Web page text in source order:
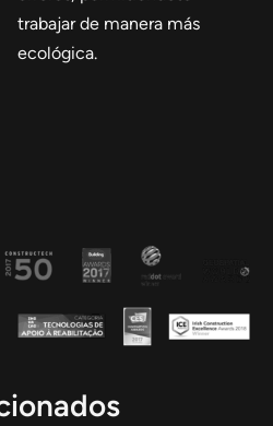
trabajar de manera más
ecológica.